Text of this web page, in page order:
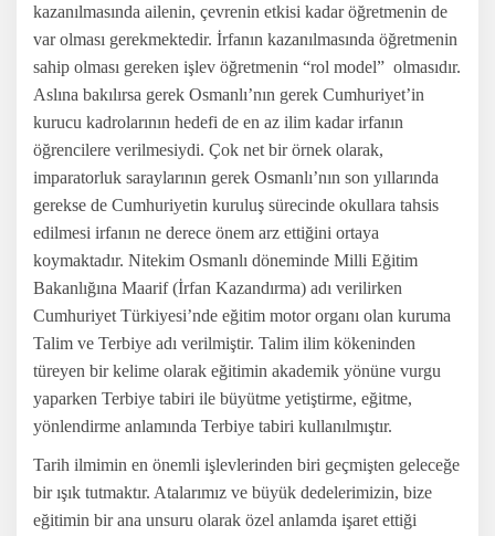
kazanılmasında ailenin, çevrenin etkisi kadar öğretmenin de
var olması gerekmektedir. İrfanın kazanılmasında öğretmenin
sahip olması gereken işlev öğretmenin “rol model” olmasıdır.
Aslına bakılırsa gerek Osmanlı’nın gerek Cumhuriyet’in
kurucu kadrolarının hedefi de en az ilim kadar irfanın
öğrencilere verilmesiydi. Çok net bir örnek olarak,
imparatorluk saraylarının gerek Osmanlı’nın son yıllarında
gerekse de Cumhuriyetin kuruluş sürecinde okullara tahsis
edilmesi irfanın ne derece önem arz ettiğini ortaya
koymaktadır. Nitekim Osmanlı döneminde Milli Eğitim
Bakanlığına Maarif (İrfan Kazandırma) adı verilirken
Cumhuriyet Türkiyesi’nde eğitim motor organı olan kuruma
Talim ve Terbiye adı verilmiştir. Talim ilim kökeninden
türeyen bir kelime olarak eğitimin akademik yönüne vurgu
yaparken Terbiye tabiri ile büyütme yetiştirme, eğitme,
yönlendirme anlamında Terbiye tabiri kullanılmıştır.
Tarih ilmimin en önemli işlevlerinden biri geçmişten geleceğe
bir ışık tutmaktır. Atalarımız ve büyük dedelerimizin, bize
eğitimin bir ana unsuru olarak özel anlamda işaret ettiği